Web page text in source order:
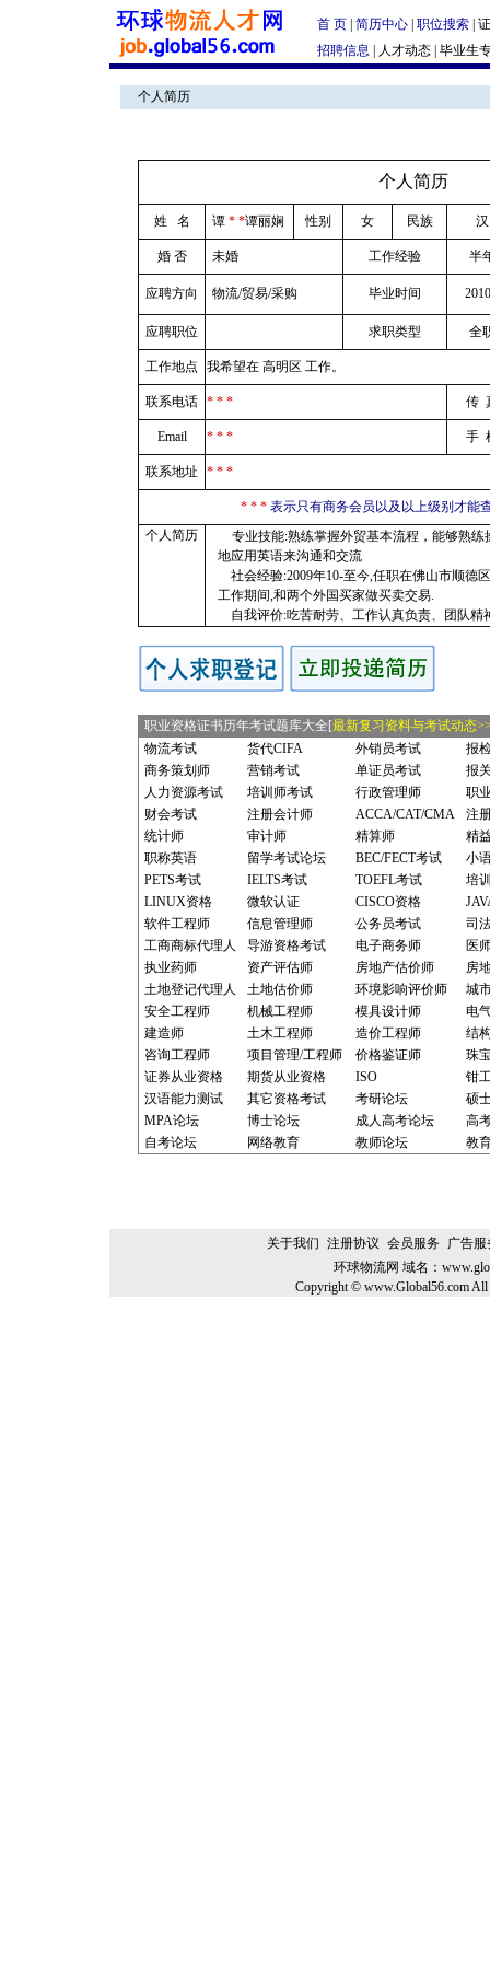
首 页 简历中心 职位搜索
招聘信息
人才动态 毕业生
个人简历
个人简历
姓 名 谭 * *谭丽娴 性别 女 民族 汉
婚 否 未婚 工作经验 半
应聘方向 物流/贸易/采购 毕业时间
应聘职位 求职类型 全
工作地点 我希望在 高明区 工作。
联系电话 * * * 传
Email * * * 手
联系地址 * * *
* * * 表示只有商务会员以及以上级别才能
个人简历
专业技能:熟练掌握外贸基本流程，能够熟
地应用英语来沟通和交流
社会经验:2009年10-至今,任职在佛山市顺德
工作期间,和两个外国买家做买卖交易.
自我评价:吃苦耐劳、工作认真负责、团队精
职业资格证书历年考试题库大全[最新复习资料与考试动态
物流考试
货代CIFA 外销员考试
报
商务策划师
营销考试 单证员考试
报
人力资源考试
培训师考试 行政管理师
职
财会考试
注册会计师 ACCA/CAT/CMA
注
统计师
审计师 精算师
精
职称英语
留学考试论坛 BEC/FECT考试
小
PETS考试
IELTS考试 TOEFL考试
培
LINUX资格
微软认证 CISCO资格
软件工程师
信息管理师 公务员考试
司
工商商标代理人
导游资格考试 电子商务师
医
执业药师
资产评估师 房地产估价师
房
土地登记代理人
土地估价师 环境影响评价师
城
安全工程师
机械工程师 模具设计师
电
建造师
土木工程师 造价工程师
结
咨询工程师
项目管理/工程师 价格鉴证师
珠
证券从业资格
期货从业资格 ISO
钳
汉语能力测试
其它资格考试 考研论坛
硕
MPA论坛
博士论坛 成人高考论坛
高
自考论坛
网络教育 教师论坛 教
关于我们 注册协议 会员服务
广告服
环球物流网 域名：
Copyright © www.Global56.com All